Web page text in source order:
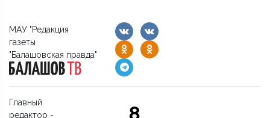
МАУ "Редакция
газеты
"Балашовская правда"
Главный
редактор -
8